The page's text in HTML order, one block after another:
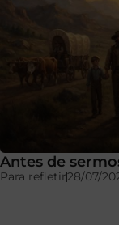
Antes de
Para refletir28/07/